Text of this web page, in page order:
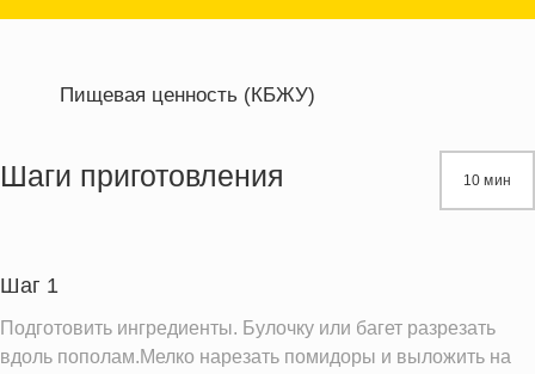
Пищевая ценность (КБЖУ)
Жиры
Информация для одной порции
Шаги приготовления 10 мин
Шаг 1
Подготовить ингредиенты. Булочку или багет разрезать
вдоль пополам.Мелко нарезать помидоры и выложить на